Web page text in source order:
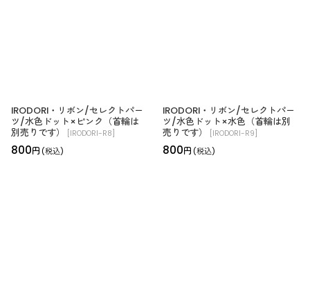
IRODORI・リボン/セレクトパー
ツ/水色ドット×ピンク（首輪は
別売りです）
IRODORI-R8
800円 (税込)
IRODORI・リボン/セレクトパー
ツ/水色ドット×水色（首輪は別
売りです）
IRODORI-R9
800円 (税込)